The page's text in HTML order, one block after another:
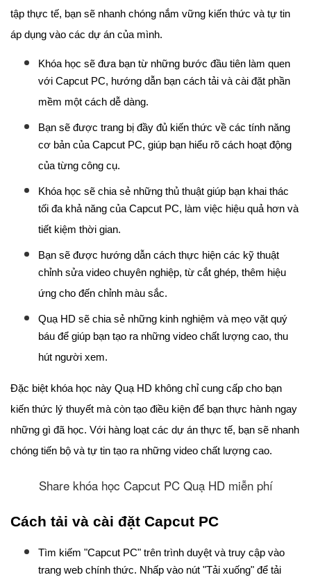
tập thực tế, bạn sẽ nhanh chóng nắm vững kiến thức và tự tin
áp dụng vào các dự án của mình.
Khóa học sẽ đưa bạn từ những bước đầu tiên làm quen
với Capcut PC, hướng dẫn bạn cách tải và cài đặt phần
mềm một cách dễ dàng.
Bạn sẽ được trang bị đầy đủ kiến thức về các tính năng
cơ bản của Capcut PC, giúp bạn hiểu rõ cách hoạt động
của từng công cụ.
Khóa học sẽ chia sẻ những thủ thuật giúp bạn khai thác
tối đa khả năng của Capcut PC, làm việc hiệu quả hơn và
tiết kiệm thời gian.
Bạn sẽ được hướng dẫn cách thực hiện các kỹ thuật
chỉnh sửa video chuyên nghiệp, từ cắt ghép, thêm hiệu
ứng cho đến chỉnh màu sắc.
Quạ HD sẽ chia sẻ những kinh nghiệm và mẹo vặt quý
báu để giúp bạn tạo ra những video chất lượng cao, thu
hút người xem.
Đặc biệt khóa học này Quạ HD không chỉ cung cấp cho bạn
kiến thức lý thuyết mà còn tạo điều kiện để bạn thực hành ngay
những gì đã học. Với hàng loạt các dự án thực tế, bạn sẽ nhanh
chóng tiến bộ và tự tin tạo ra những video chất lượng cao.
Share khóa học Capcut PC Quạ HD miễn phí
Cách tải và cài đặt Capcut PC
Tìm kiếm "Capcut PC" trên trình duyệt và truy cập vào
trang web chính thức. Nhấp vào nút "Tải xuống" để tải